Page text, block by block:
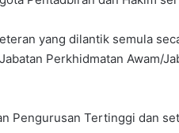
yang dilantik semula
Perkhidmatan Awam/
Pengurusan Tertinggi dan